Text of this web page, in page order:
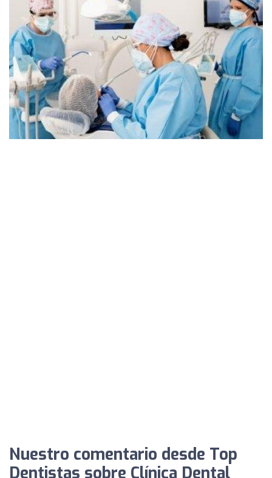
Nuestro comentario desde Top
Dentistas sobre Clínica Dental